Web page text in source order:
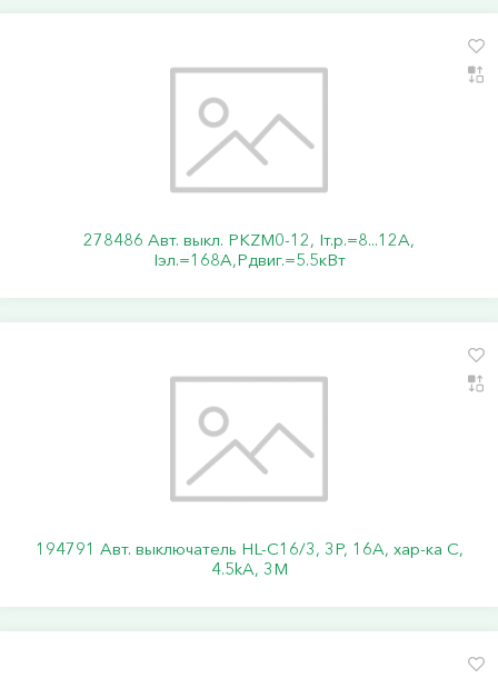
278486 Авт. выкл. PKZM0-12, Iт.р.=8...12А,
Iэл.=168А,Pдвиг.=5.5кВт
194791 Авт. выключатель HL-C16/3, 3P, 16A, хар-ка C,
4.5kA, 3M